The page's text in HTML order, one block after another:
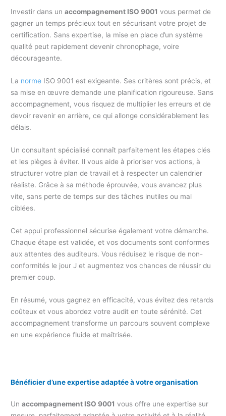
Investir dans unaccompagnement ISO 9001 vous permet de
gagner un temps précieux tout en sécurisant votre projet de
certification. Sans expertise, la mise en place d’un système
qualité peut rapidement devenir chronophage, voire
décourageante.
La norme ISO 9001 est exigeante. Ses critères sont précis, et
sa mise en œuvre demande une planification rigoureuse. Sans
accompagnement, vous risquez de multiplier les erreurs et de
devoir revenir en arrière, ce qui allonge considérablement les
délais.
Un consultant spécialisé connaît parfaitement les étapes clés
et les pièges à éviter. Il vous aide à prioriser vos actions, à
structurer votre plan de travail et à respecter un calendrier
réaliste. Grâce à sa méthode éprouvée, vous avancez plus
vite, sans perte de temps sur des tâches inutiles ou mal
ciblées.
Cet appui professionnel sécurise également votre démarche.
Chaque étape est validée, et vos documents sont conformes
aux attentes des auditeurs. Vous réduisez le risque de non-
conformités le jour J et augmentez vos chances de réussir du
premier coup.
En résumé, vous gagnez en efficacité, vous évitez des retards
coûteux et vous abordez votre audit en toute sérénité. Cet
accompagnement transforme un parcours souvent complexe
en une expérience fluide et maîtrisée.
Bénéficier d’une expertise adaptée à votre organisation
Unaccompagnement ISO 9001 vous offre une expertise sur